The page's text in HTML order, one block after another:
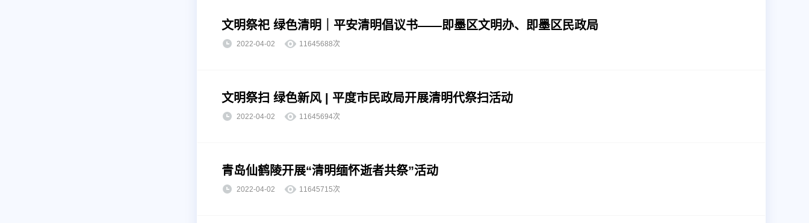
文明祭祀 绿色清明｜平安清明倡议书——即墨区文明办、即墨区民政局
2022-04-02 11645688次
文明祭扫 绿色新风 | 平度市民政局开展清明代祭扫活动
2022-04-02 11645694次
青岛仙鹤陵开展“清明缅怀逝者共祭”活动
2022-04-02 11645715次